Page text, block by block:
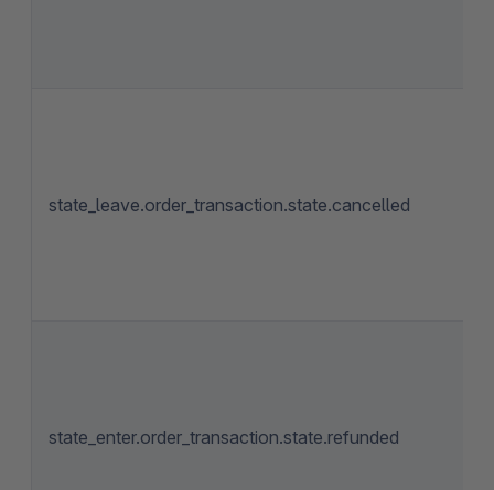
state_leave.order_transaction.state.cancelled
state_enter.order_transaction.state.refunded